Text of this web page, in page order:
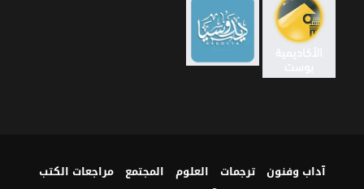
آداب وفنون ترجمات العلوم المجتمع
مراجعات الكتب